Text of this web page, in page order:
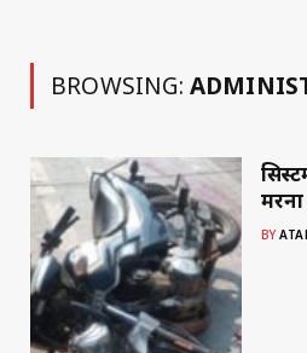
BROWSING:
मरना
BY